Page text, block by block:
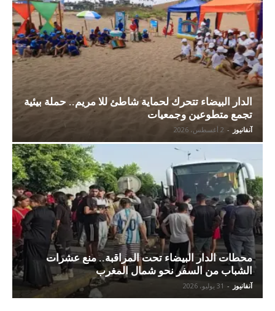
الدار البيضاء تتحرك لحماية شاطئ للا مريم.. حملة بيئية
تجمع متطوعين وجمعيات
آنفانيوز - 2 أغسطس، 2026
محطات الدار البيضاء تحت المراقبة.. منع عشرات
الشباب من السفر نحو شمال المغرب
آنفانيوز - 31 يوليو، 2026